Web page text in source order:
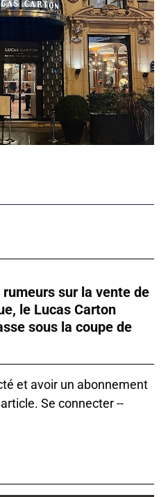
sur la vente de
le Lucas Carton
sous la coupe de
et avoir un abonnement
Se connecter--